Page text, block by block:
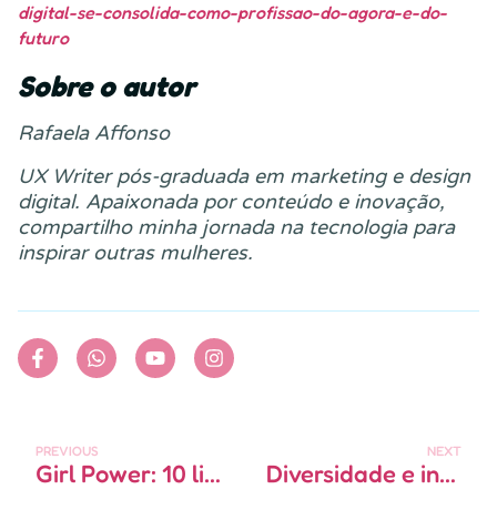
digital-se-consolida-como-profissao-do-agora-e-do-
futuro
Sobre o autor
Rafaela Affonso
UX Writer pós-graduada em marketing e design
digital. Apaixonada por conteúdo e inovação,
compartilho minha jornada na tecnologia para
inspirar outras mulheres.
PREVIOUS
Girl Power: 10 livros sobre mulheres inspiradoras
NEXT
Diversidade e inclusão nas equipes de tecnologia: gênero, raça e acessibilidade.